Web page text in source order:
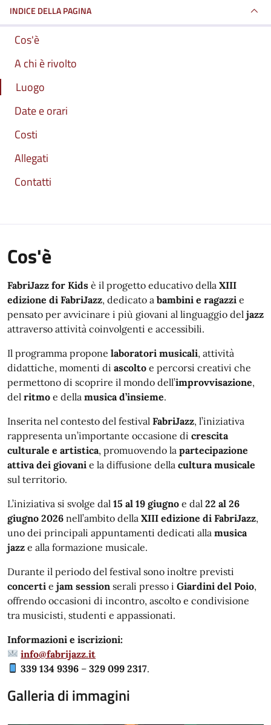
INDICE DELLA PAGINA
Cos'è
A chi è rivolto
Luogo
Date e orari
Costi
Allegati
Contatti
Cos'è
FabriJazz for Kids è il progetto educativo della XIII
edizione di FabriJazz, dedicato a bambini e ragazzi e
pensato per avvicinare i più giovani al linguaggio del jazz
attraverso attività coinvolgenti e accessibili.
Il programma propone laboratori musicali, attività
didattiche, momenti di ascolto e percorsi creativi che
permettono di scoprire il mondo dell’improvvisazione,
del ritmo e della musica d’insieme.
Inserita nel contesto del festival FabriJazz, l’iniziativa
rappresenta un’importante occasione di crescita
culturale e artistica, promuovendo la partecipazione
attiva dei giovani e la diffusione della cultura musicale
sul territorio.
L’iniziativa si svolge dal 15 al 19 giugno e dal 22 al 26
giugno 2026 nell’ambito della XIII edizione di FabriJazz,
uno dei principali appuntamenti dedicati alla musica
jazz e alla formazione musicale.
Durante il periodo del festival sono inoltre previsti
concerti e jam session serali presso i Giardini del Poio,
offrendo occasioni di incontro, ascolto e condivisione
tra musicisti, studenti e appassionati.
Informazioni e iscrizioni:
info@fabrijazz.it
339 134 9396 –329 099 2317.
Galleria di immagini